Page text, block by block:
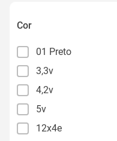
Cor
01 Preto
3,3v
4,2v
5v
12x4e